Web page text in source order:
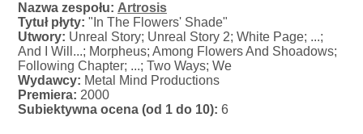
Nazwa zespołu: Artrosis
Tytuł płyty: "In The Flowers' Shade"
Utwory: Unreal Story; Unreal Story 2; White Page; ...;
And I Will...; Morpheus; Among Flowers And Shoadows;
Following Chapter; ...; Two Ways; We
Wydawcy: Metal Mind Productions
Premiera: 2000
Subiektywna ocena (od 1 do 10): 6